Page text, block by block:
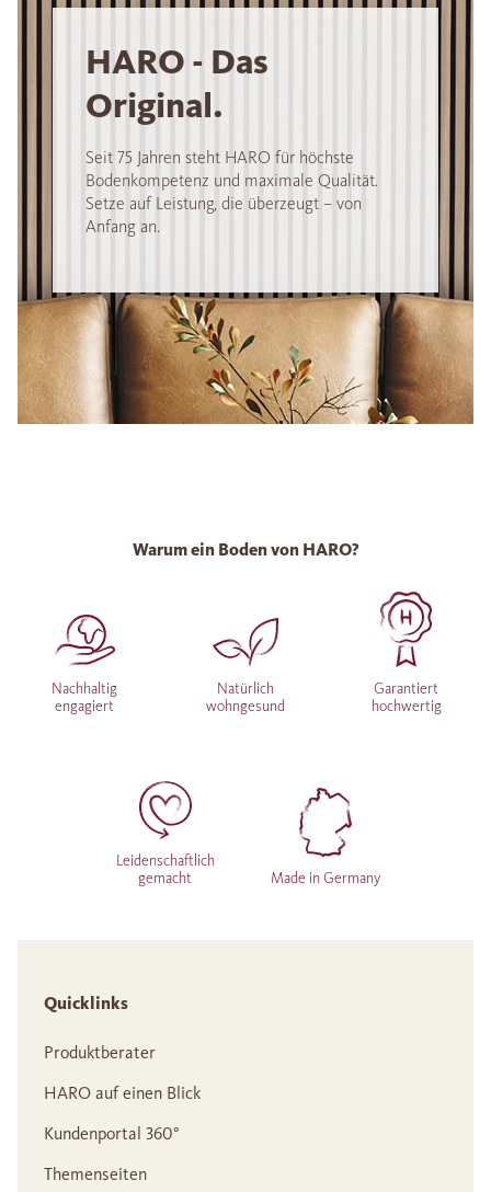
HARO - Das
Original.
Seit 75 Jahren steht HARO für höchste
Bodenkompetenz und maximale Qualität.
Setze auf Leistung, die überzeugt – von
Anfang an.
Warum ein Boden von HARO?
Nachhaltig
engagiert
Natürlich
wohngesund
Garantiert
hochwertig
Leidenschaftlich
gemacht
Made in Germany
Quicklinks
Produktberater
HARO auf einen Blick
Kundenportal 360°
Themenseiten